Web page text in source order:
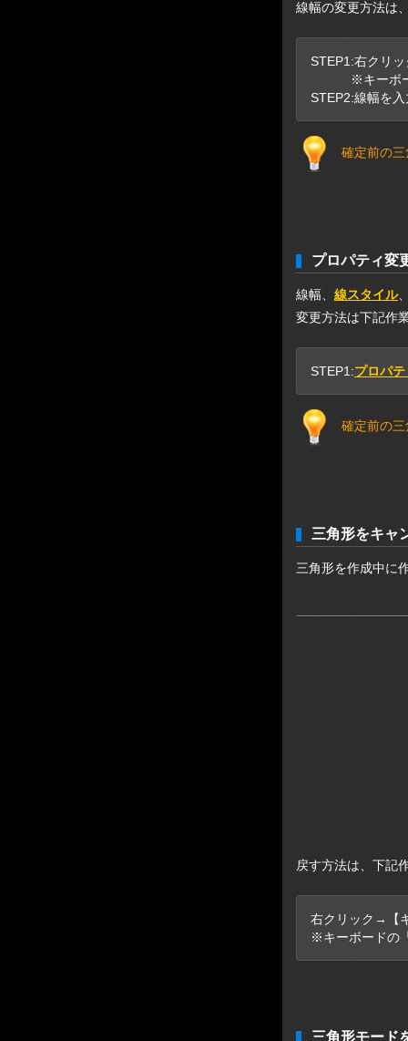
線幅の変更方法は
STEP1:右クリ
※キーボード
STEP2:線幅を
確定前の
プロパティ変
線幅、 線スタイル
変更方法は下記作
STEP1:プロパ
確定前の
三角形をキャ
三角形を作成中に
戻す方法は、下記
右クリック→【
※キーボードの
三角形モード